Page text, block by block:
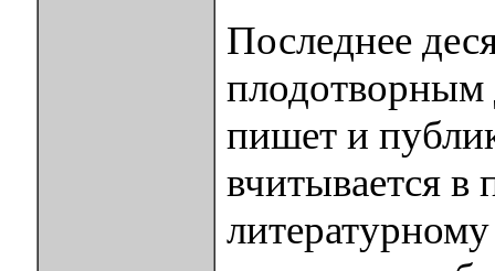
Последнее
плодотворным
пишет и
вчитывается в